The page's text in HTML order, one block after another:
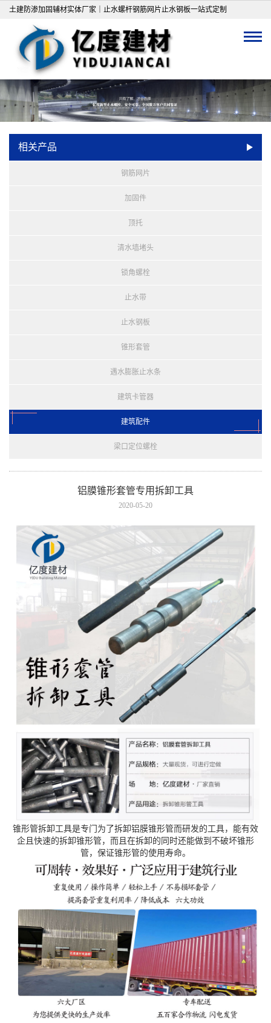
土建防渗加固辅材实体厂家｜止水螺杆钢筋网片止水钢板一站式定制
相关产品
钢筋网片
加固件
顶托
清水墙堵头
锁角螺栓
止水带
止水钢板
锥形套管
遇水膨胀止水条
建筑卡管器
建筑配件
梁口定位螺栓
铝膜锥形套管专用拆卸工具
2020-05-20
锥形管拆卸工具是专门为了拆卸铝膜锥形管而研发的工具，能有效
企且快速的拆卸锥形管，而且在拆卸的同时还能做到不破坏锥形
管，保证锥形管的使用寿命。